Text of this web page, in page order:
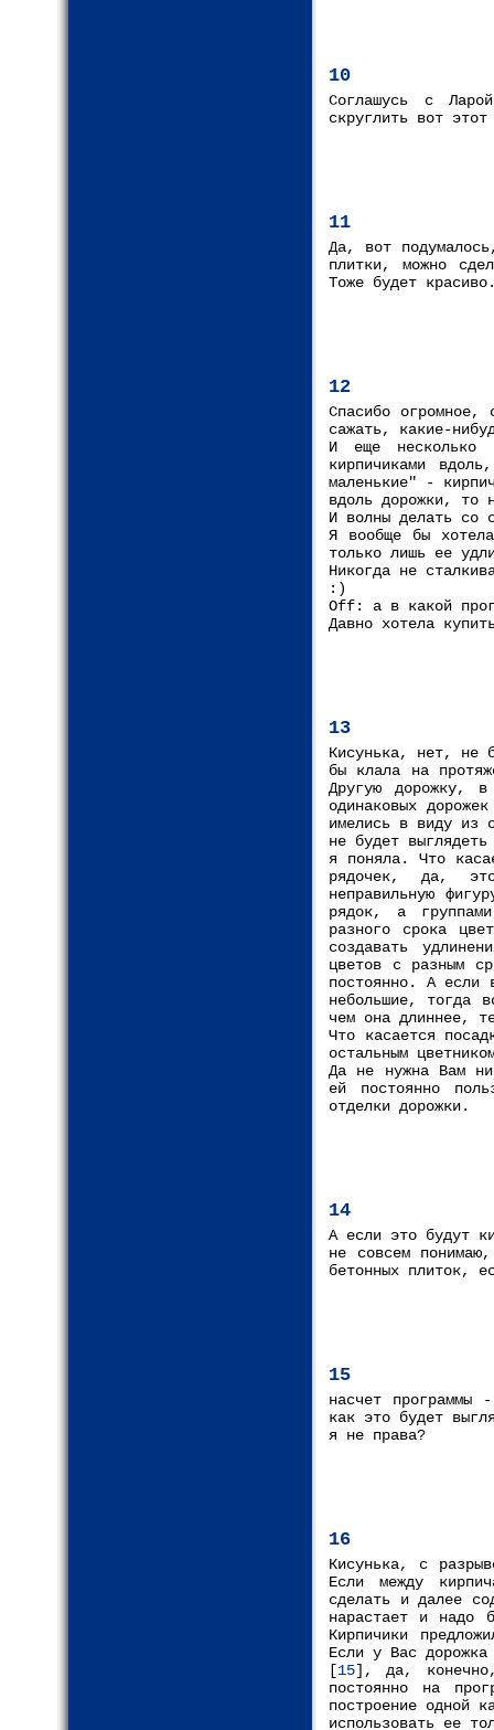
10
Соглашусь с
скруглить вот
11
Да, вот
плитки, можно
Тоже будет
12
Спасибо огромное,
сажать, какие-
И еще несколько
кирпичиками
маленькие" -
вдоль дорожки, то
И волны делать со
Я вообще бы
только лишь ее
Никогда не
:)
Off: а в какой
Давно хотела
13
Кисунька, нет, не
бы клала на
Другую дорожку,
одинаковых
имелись в виду из
не будет
я поняла. Что
рядочек, да,
неправильную
рядок, а
разного срока
создавать
цветов с разным
постоянно. А если
небольшие, тогда
чем она длиннее,
Что касается
остальным
Да не нужна Вам
ей постоянно
отделки дорожки.
14
А если это будут
не совсем
бетонных плиток,
15
насчет программы
как это будет
я не права?
16
Кисунька, с
Если между
сделать и далее
нарастает и надо
Кирпичики
Если у Вас
[15], да, конечно,
постоянно на
построение одной
использовать ее